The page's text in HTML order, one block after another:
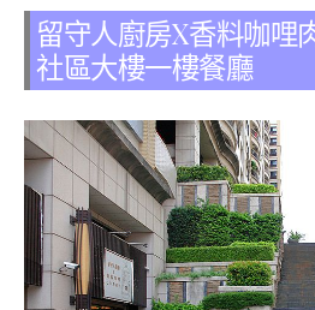
留守人廚房X香料咖哩
社區大樓一樓餐廳